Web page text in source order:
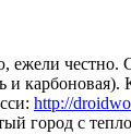
ежели
и
http://
город с